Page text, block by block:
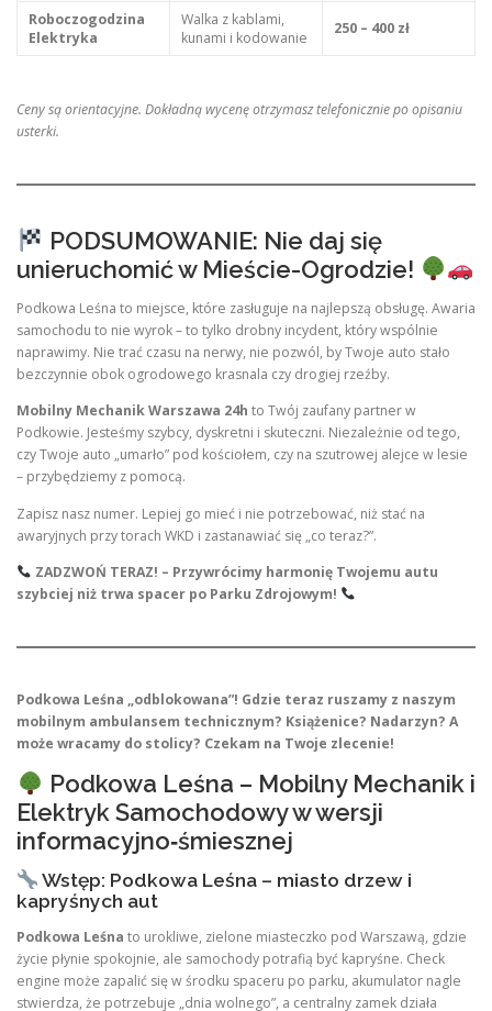
Roboczogodzina
Elektryka
Walka z kablami,
kunami i kodowanie
250 – 400 zł
Ceny są orientacyjne. Dokładną wycenę otrzymasz telefonicznie po opisaniu
usterki.
PODSUMOWANIE: Nie daj się
unieruchomić w Mieście-Ogrodzie!
Podkowa Leśna to miejsce, które zasługuje na najlepszą obsługę. Awaria
samochodu to nie wyrok – to tylko drobny incydent, który wspólnie
naprawimy. Nie trać czasu na nerwy, nie pozwól, by Twoje auto stało
bezczynnie obok ogrodowego krasnala czy drogiej rzeźby.
Mobilny Mechanik Warszawa 24h to Twój zaufany partner w
Podkowie. Jesteśmy szybcy, dyskretni i skuteczni. Niezależnie od tego,
czy Twoje auto „umarło” pod kościołem, czy na szutrowej alejce w lesie
– przybędziemy z pomocą.
Zapisz nasz numer. Lepiej go mieć i nie potrzebować, niż stać na
awaryjnych przy torach WKD i zastanawiać się „co teraz?”.
ZADZWOŃ TERAZ! – Przywrócimy harmonię Twojemu autu
szybciej niż trwa spacer po Parku Zdrojowym!
Podkowa Leśna „odblokowana”! Gdzie teraz ruszamy z naszym
mobilnym ambulansem technicznym? Książenice? Nadarzyn? A
może wracamy do stolicy? Czekam na Twoje zlecenie!
Podkowa Leśna – Mobilny Mechanik i
Elektryk Samochodowy w wersji
informacyjno‑śmiesznej
Wstęp: Podkowa Leśna – miasto drzew i
kapryśnych aut
Podkowa Leśna to urokliwe, zielone miasteczko pod Warszawą, gdzie
życie płynie spokojnie, ale samochody potrafią być kapryśne. Check
engine może zapalić się w środku spaceru po parku, akumulator nagle
stwierdza, że potrzebuje „dnia wolnego”, a centralny zamek działa